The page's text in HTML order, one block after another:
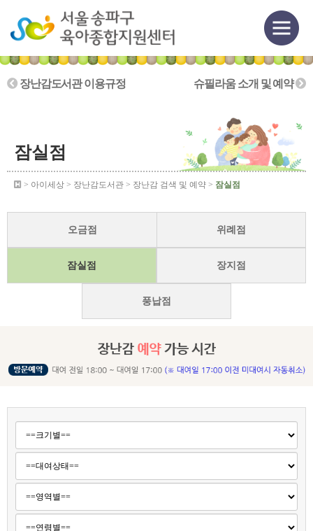
장난감도서관 이용규정 슈필라움 소개 및 예약
잠실점
> 아이세상 > 장난감도서관 > 장난감 검색 및 예약 > 잠실점
오금점 위례점
잠실점 장지점
풍납점